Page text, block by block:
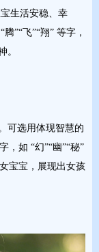
宝生活安稳、幸
”“飞”“翔” 等字，
。
可选用体现智慧的
，如 “幻”“幽”“秘”
宝宝，展现出女孩